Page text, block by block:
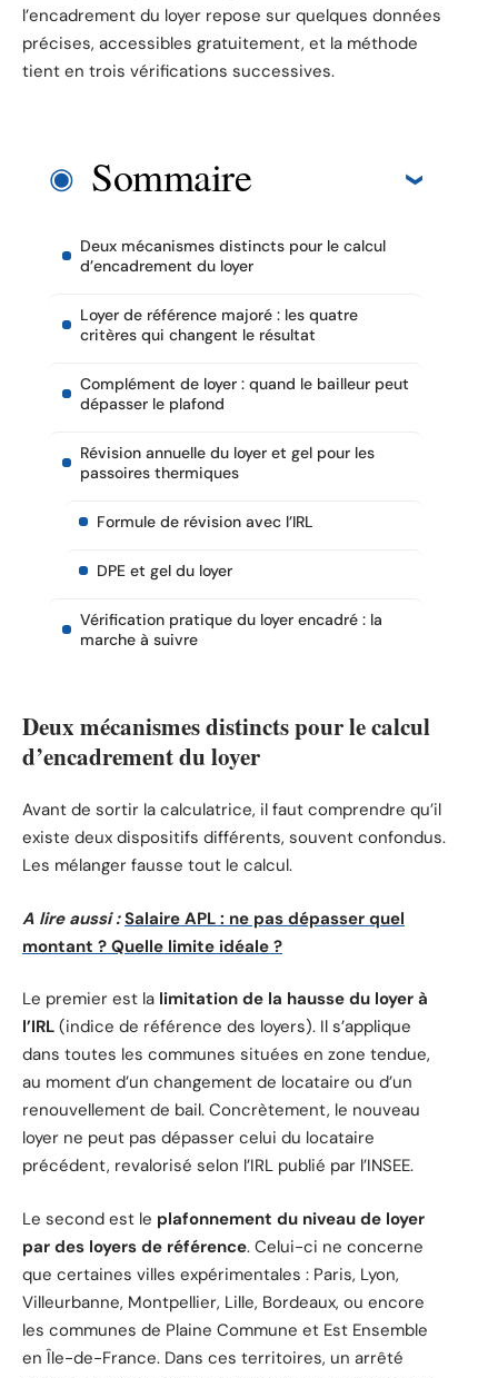
l’encadrement du loyer repose sur quelques données
précises, accessibles gratuitement, et la méthode
tient en trois vérifications successives.
Sommaire
Deux mécanismes distincts pour le calcul
d’encadrement du loyer
Loyer de référence majoré : les quatre
critères qui changent le résultat
Complément de loyer : quand le bailleur peut
dépasser le plafond
Révision annuelle du loyer et gel pour les
passoires thermiques
Formule de révision avec l’IRL
DPE et gel du loyer
Vérification pratique du loyer encadré : la
marche à suivre
Deux mécanismes distincts pour le calcul
d’encadrement du loyer
Avant de sortir la calculatrice, il faut comprendre qu’il
existe deux dispositifs différents, souvent confondus.
Les mélanger fausse tout le calcul.
A lire aussi : Salaire APL : ne pas dépasser quel
montant ? Quelle limite idéale ?
Le premier est la limitation de la hausse du loyer à
l’IRL (indice de référence des loyers). Il s’applique
dans toutes les communes situées en zone tendue,
au moment d’un changement de locataire ou d’un
renouvellement de bail. Concrètement, le nouveau
loyer ne peut pas dépasser celui du locataire
précédent, revalorisé selon l’IRL publié par l’INSEE.
Le second est le plafonnement du niveau de loyer
par des loyers de référence. Celui-ci ne concerne
que certaines villes expérimentales : Paris, Lyon,
Villeurbanne, Montpellier, Lille, Bordeaux, ou encore
les communes de Plaine Commune et Est Ensemble
en Île-de-France. Dans ces territoires, un arrêté